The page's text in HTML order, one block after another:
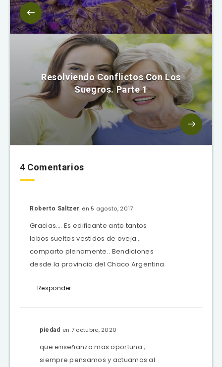
Resolviendo Conflictos Con Los
Suegros. Parte 1
4 Comentarios
Roberto Saltzer en 5 agosto, 2017
Gracias…. Es edificante ante tantos
lobos sueltos vestidos de oveja…
comparto plenamente.. Bendiciones
desde la provincia del Chaco Argentina
Responder
piedad en 7 octubre, 2020
que enseñanza mas oportuna ,
siempre pensamos y actuamos al